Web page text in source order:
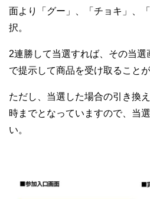
面より「グー」、「チョキ」、
択。
2連勝して当選すれば、その当選
で提示して商品を受け取ることが
ただし、当選した場合の引き換
時までとなっていますので、当
い。